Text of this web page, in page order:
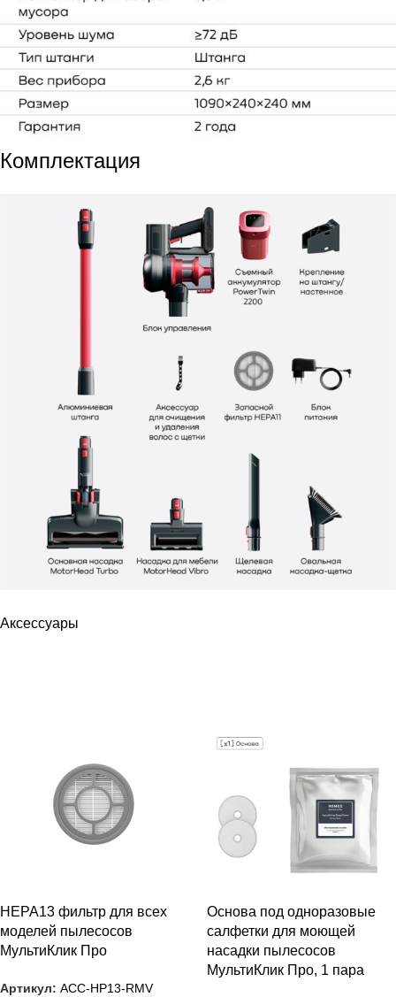
Комплектация
Аксессуары
HEPA13 фильтр для всех
моделей пылесосов
МультиКлик Про
Артикул: ACC-HP13-RMV
Основа под одноразовые
салфетки для моющей
насадки пылесосов
МультиКлик Про, 1 пара